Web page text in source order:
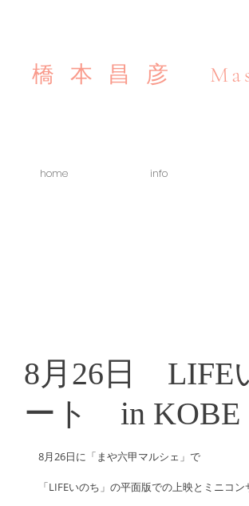
橋本昌彦
home info
8月26日 LIFE
ート in KOBE
8月26日に「まや六甲マルシェ」で
「LIFEいのち」の平面版での上映とミニコン